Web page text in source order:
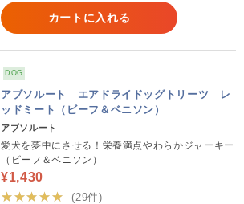
カートに入れる
DOG
アブソルート エアドライドッグトリーツ レ
ッドミート（ビーフ＆ベニソン）
アブソルート
愛犬を夢中にさせる！栄養満点やわらかジャーキー
（ビーフ＆ベニソン）
¥1,430
★★★★★
(29件)